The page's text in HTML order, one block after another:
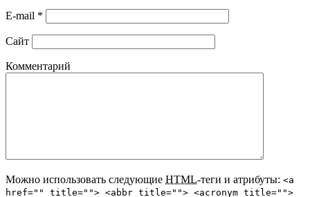
E-mail *
Сайт
Комментарий
Можно использовать следующие HTML-теги и атрибуты: <a
href="" title=""> <abbr title=""> <acronym title="">